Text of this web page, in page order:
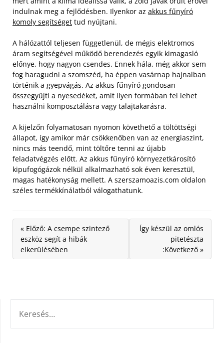
indulnak meg a fejlődésben. Ilyenkor az akkus fűnyíró
komoly segítséget tud nyújtani.
A hálózattól teljesen függetlenül, de mégis elektromos
áram segítségével működő berendezés egyik kimagasló
előnye, hogy nagyon csendes. Ennek hála, még akkor sem
fog haragudni a szomszéd, ha éppen vasárnap hajnalban
történik a gyepvágás. Az akkus fűnyíró gondosan
összegyűjti a nyesedéket, amit ilyen formában fel lehet
használni komposztálásra vagy talajtakarásra.
A kijelzőn folyamatosan nyomon követhető a töltöttségi
állapot, így amikor már csökkenőben van az energiaszint,
nincs más teendő, mint töltőre tenni az újabb
feladatvégzés előtt. Az akkus fűnyíró környezetkárosító
kipufogógázok nélkül alkalmazható sok éven keresztül,
magas hatékonyság mellett. A szerszamoazis.com oldalon
széles termékkínálatból válogathatunk.
« Előző: A csempe szintező
eszköz segít a hibák
elkerülésében
Így készül az omlós
pitetészta
:Következő »